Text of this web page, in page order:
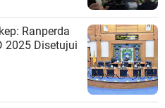
Ranperda
2025 Disetujui